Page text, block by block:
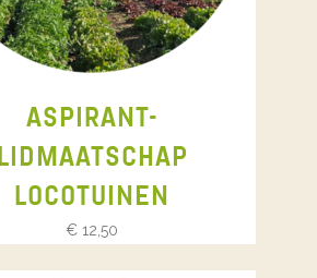
ASPIRANT-
LIDMAATSCHAP
LOCOTUINEN
€ 12,50